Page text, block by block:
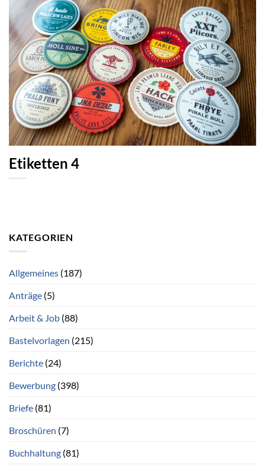
Etiketten 4
KATEGORIEN
Allgemeines (187)
Anträge (5)
Arbeit & Job (88)
Bastelvorlagen (215)
Berichte (24)
Bewerbung (398)
Briefe (81)
Broschüren (7)
Buchhaltung (81)